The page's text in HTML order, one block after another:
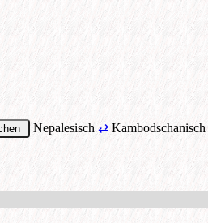
Nepalesisch ⇄ Kambodschanisch